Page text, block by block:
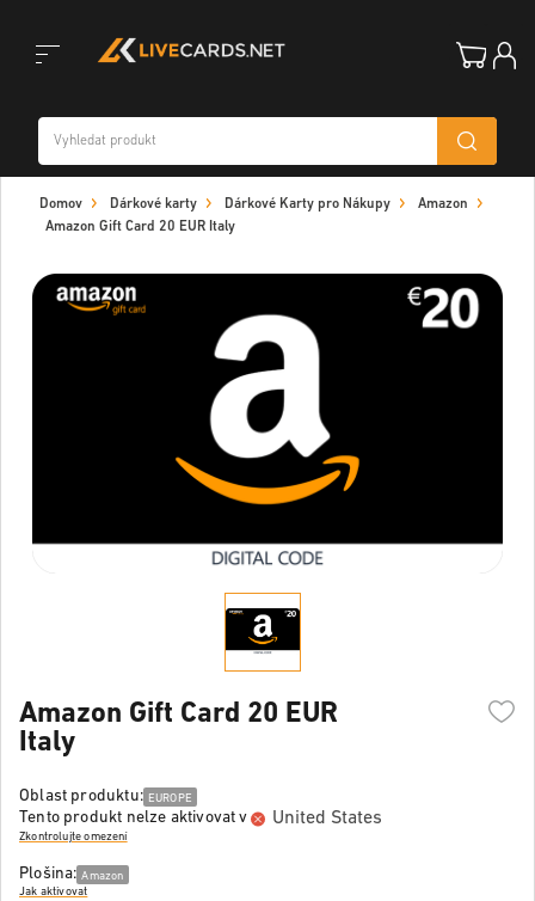
navigation
Domov Dárkové karty Dárkové Karty pro Nákupy
Amazon
Amazon Gift Card 20 EUR Italy
Amazon Gift Card 20 EUR
Italy
Oblast produktu: EUROPE
Tento produkt nelze aktivovat v United States
Zkontrolujte omezení
Plošina: Amazon
Jak aktivovat